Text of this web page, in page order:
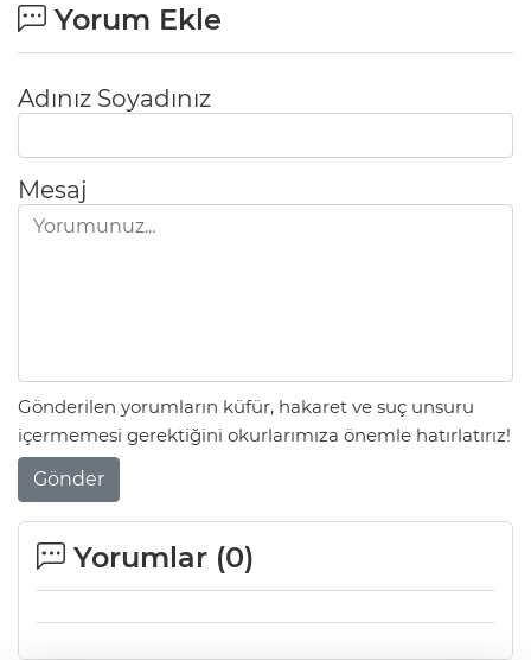
Yorum Ekle
Adınız Soyadınız
Mesaj
Gönderilen yorumların küfür, hakaret ve suç unsuru
içermemesi gerektiğini okurlarımıza önemle hatırlatırız!
Gönder
Yorumlar (0)